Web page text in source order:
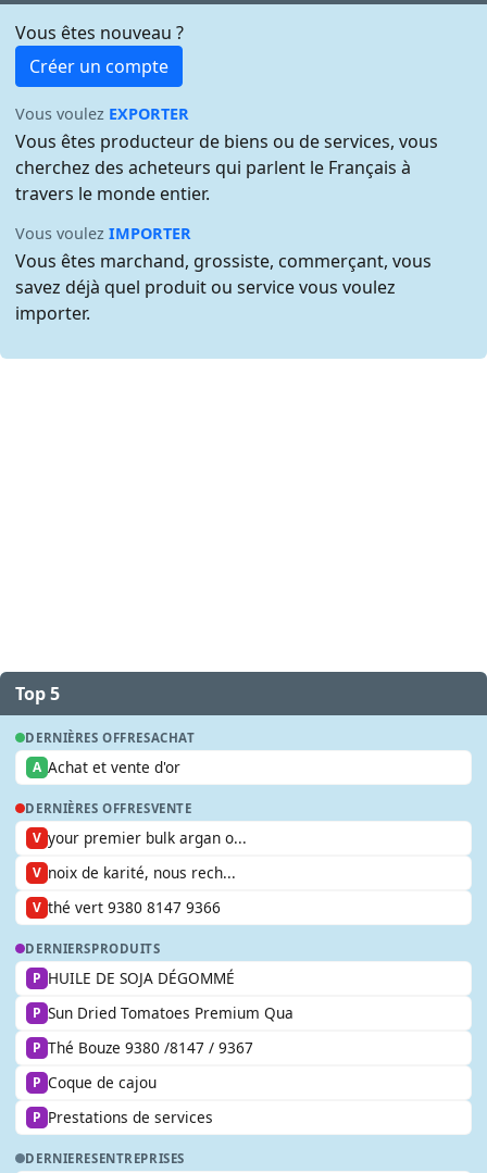
Vous êtes nouveau ?
Créer un compte
Vous voulez EXPORTER
Vous êtes producteur de biens ou de services, vous
cherchez des acheteurs qui parlent le Français à
travers le monde entier.
Vous voulezIMPORTER
Vous êtes marchand, grossiste, commerçant, vous
savez déjà quel produit ou service vous voulez
importer.
Top 5
DERNIÈRES OFFRESACHAT
A Achat et vente d'or
DERNIÈRES OFFRESVENTE
V your premier bulk argan o...
V noix de karité, nous rech...
V thé vert 9380 8147 9366
DERNIERSPRODUITS
P HUILE DE SOJA DÉGOMMÉ
P Sun Dried Tomatoes Premium Qua
P Thé Bouze 9380 /8147 / 9367
P Coque de cajou
P Prestations de services
DERNIERESENTREPRISES